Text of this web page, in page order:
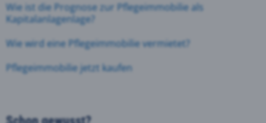
Wie ist die Prognose zur Pflegeimmobilie als
Kapitalanlagenlage?
Wie wird eine Pflegeimmobilie vermietet?
Pflegeimmobilie jetzt kaufen